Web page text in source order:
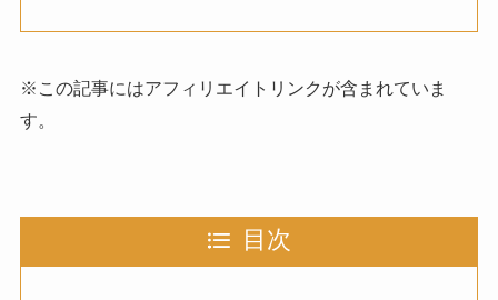
※この記事にはアフィリエイトリンクが含まれていま
す。
目次